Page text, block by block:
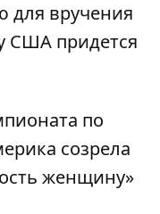
для вручения
США придется
по
созрела
женщину»